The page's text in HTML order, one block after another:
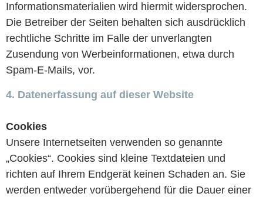
Informationsmaterialien wird hiermit widersprochen.
Die Betreiber der Seiten behalten sich ausdrücklich
rechtliche Schritte im Falle der unverlangten
Zusendung von Werbeinformationen, etwa durch
Spam-E-Mails, vor.
4. Datenerfassung auf dieser Website
Cookies
Unsere Internetseiten verwenden so genannte
„Cookies“. Cookies sind kleine Textdateien und
richten auf Ihrem Endgerät keinen Schaden an. Sie
werden entweder vorübergehend für die Dauer einer